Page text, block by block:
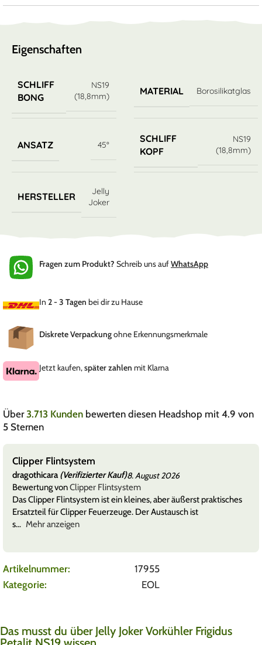
Eigenschaften
SCHLIFF
BONG
NS19
(18,8mm)
MATERIAL Borosilikatglas
ANSATZ 45°
SCHLIFF
KOPF
NS19
(18,8mm)
HERSTELLER
Jelly
Joker
Fragen zum Produkt? Schreib uns aufWhatsApp
In 2 - 3 Tagen bei dir zu Hause
Diskrete Verpackungohne Erkennungsmerkmale
Jetzt kaufen,später zahlen mit Klarna
Über3.713 Kunden bewerten diesen Headshop mit 4.9 von
5 Sternen
Clipper Flintsystem
dragothicara(Verifizierter Kauf)8. August 2026
Bewertung vonClipper Flintsystem
Das Clipper Flintsystem ist ein kleines, aber äußerst praktisches
Ersatzteil für Clipper Feuerzeuge. Der Austausch ist
s
Mehr anzeigen
Artikelnummer:
17955
Kategorie:
EOL
Das musst du über Jelly Joker Vorkühler Frigidus